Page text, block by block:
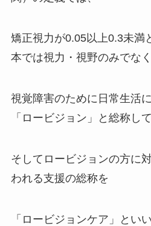
矯正視力が0.05以上0.3未満
本では視力・視野のみでなく
視覚障害のために日常生活
「ロービジョン」と総称し
そしてロービジョンの方に
われる支援の総称を
「ロービジョンケア」といい